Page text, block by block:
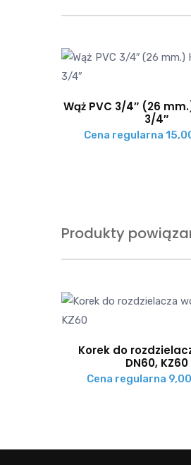
Wąż PVC 3/4″ (26
3/4″
Cena regularna
Produkty
Korek do
DN60, KZ60
Cena regularna 9,00